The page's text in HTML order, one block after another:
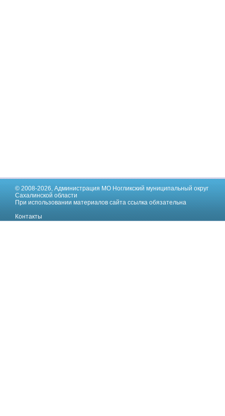
© 2008-2026,Администрация МО Ногликский муниципальный округ
Сахалинской области
При использовании материалов сайта ссылка обязательна
Контакты